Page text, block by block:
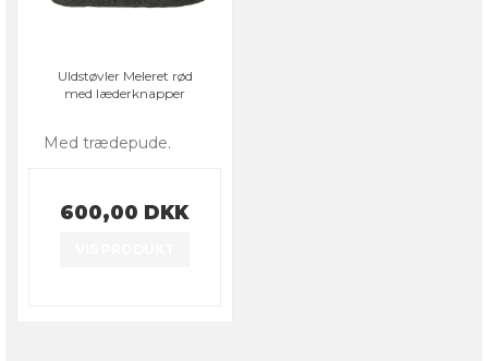
Uldstøvler Meleret rød
med læderknapper
Med trædepude.
600,00 DKK